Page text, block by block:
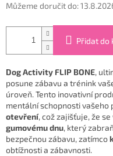
Můžeme doručit do:
Přidat do
Dog Activity FLIP BONE,
posune zábavu a trénink
úroveň. Tento inovativní
mentální schopnosti vašeho
otevření, což zajišťuje, že
gumovému dnu, který
bezpečnou zábavu, zatímco
obtížnosti a zábavnosti.